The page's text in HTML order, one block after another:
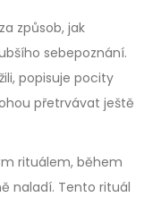
způsob, jak
sebepoznání.
popisuje pocity
přetrvávat ještě
rituálem, během
naladí. Tento rituál